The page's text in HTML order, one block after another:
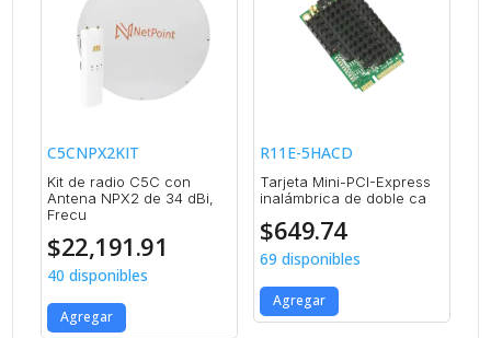
C5CNPX2KIT
Kit de radio C5C con
Antena NPX2 de 34 dBi,
Frecu
$22,191.91
40 disponibles
Agregar
R11E-5HACD
Tarjeta Mini-PCI-Express
inalámbrica de doble ca
$649.74
69 disponibles
Agregar